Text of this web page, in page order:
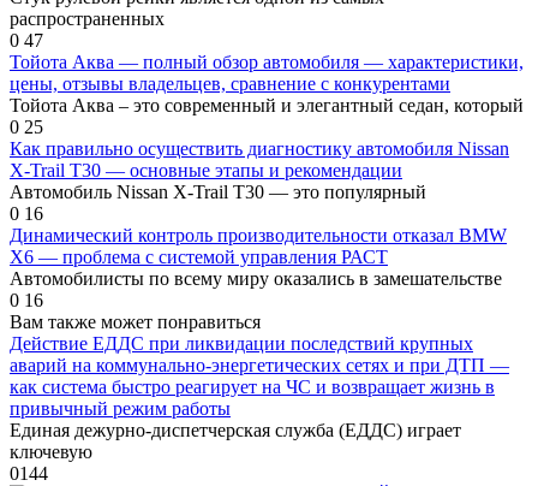
распространенных
0 47
Тойота Аква — полный обзор автомобиля — характеристики,
цены, отзывы владельцев, сравнение с конкурентами
Тойота Аква – это современный и элегантный седан, который
0 25
Как правильно осуществить диагностику автомобиля Nissan
X-Trail T30 — основные этапы и рекомендации
Автомобиль Nissan X-Trail T30 — это популярный
0 16
Динамический контроль производительности отказал BMW
X6 — проблема с системой управления РАСТ
Автомобилисты по всему миру оказались в замешательстве
0 16
Вам также может понравиться
Действие ЕДДС при ликвидации последствий крупных
аварий на коммунально-энергетических сетях и при ДТП —
как система быстро реагирует на ЧС и возвращает жизнь в
привычный режим работы
Единая дежурно-диспетчерская служба (ЕДДС) играет
ключевую
0144